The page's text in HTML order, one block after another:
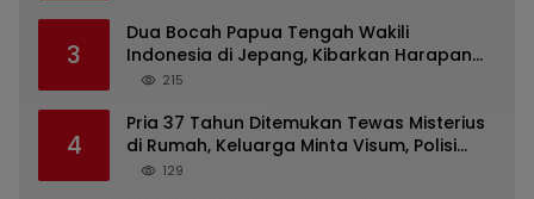
3
Dua Bocah Papua Tengah Wakili
Indonesia di Jepang, Kibarkan Harapan
dari Mimika ke Panggung Dunia
215
4
Pria 37 Tahun Ditemukan Tewas Misterius
di Rumah, Keluarga Minta Visum, Polisi
Diminta Ungkap Penyebab Kematian
129